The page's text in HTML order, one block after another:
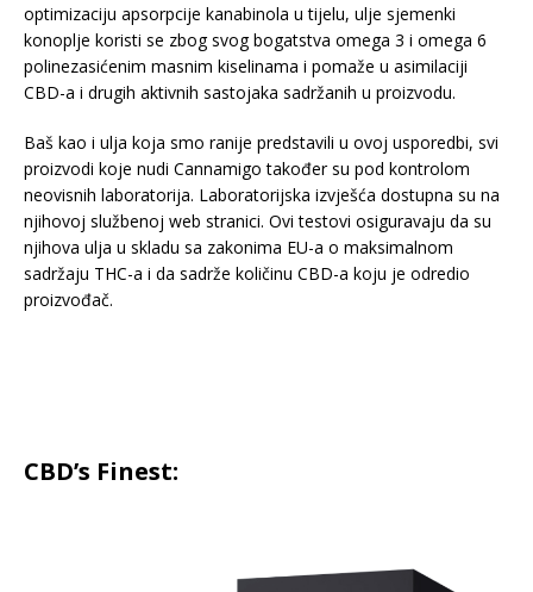
optimizaciju apsorpcije kanabinola u tijelu, ulje sjemenki
konoplje koristi se zbog svog bogatstva omega 3 i omega 6
polinezasićenim masnim kiselinama i pomaže u asimilaciji
CBD-a i drugih aktivnih sastojaka sadržanih u proizvodu.
Baš kao i ulja koja smo ranije predstavili u ovoj usporedbi, svi
proizvodi koje nudi Cannamigo također su pod kontrolom
neovisnih laboratorija. Laboratorijska izvješća dostupna su na
njihovoj službenoj web stranici. Ovi testovi osiguravaju da su
njihova ulja u skladu sa zakonima EU-a o maksimalnom
sadržaju THC-a i da sadrže količinu CBD-a koju je odredio
proizvođač.
CBD’s Finest: